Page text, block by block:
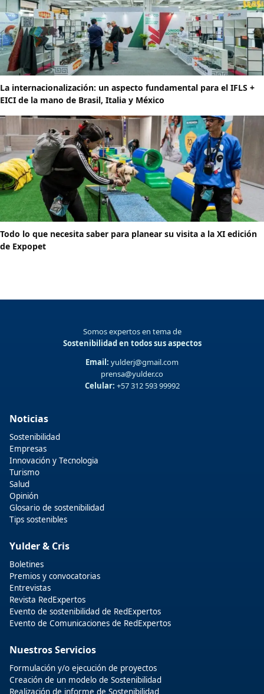
La internacionalización: un aspecto fundamental para el IFLS +
EICI de la mano de Brasil, Italia y México
Todo lo que necesita saber para planear su visita a la XI edición
de Expopet
Somos expertos en tema de
Sostenibilidad en todos sus aspectos
Email: yulderj@gmail.com
prensa@yulder.co
Celular: +57 312 593 99992
Noticias
Sostenibilidad
Empresas
Innovación y Tecnologia
Turismo
Salud
Opinión
Glosario de sostenibilidad
Tips sostenibles
Yulder & Cris
Boletines
Premios y convocatorias
Entrevistas
Revista RedExpertos
Evento de sostenibilidad de RedExpertos
Evento de Comunicaciones de RedExpertos
Nuestros Servicios
Formulación y/o ejecución de proyectos
Creación de un modelo de Sostenibilidad